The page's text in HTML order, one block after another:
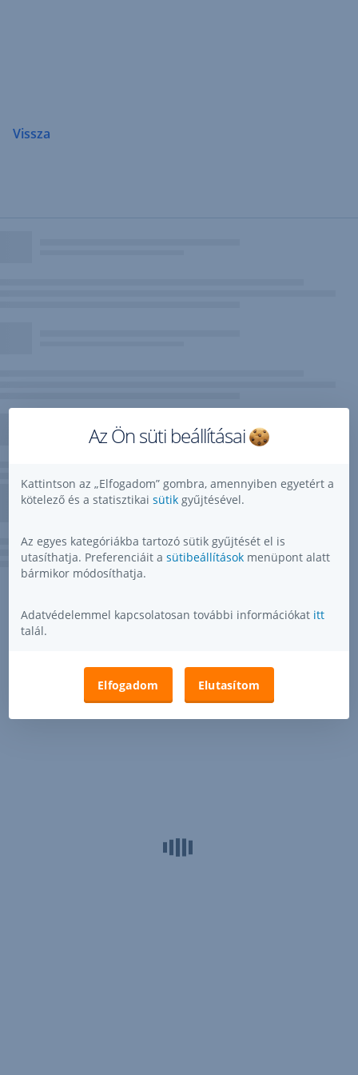
Vissza
Az Ön süti beállításai
Kattintson az „Elfogadom” gombra, amennyiben egyetért a
kötelező és a statisztikai sütik gyűjtésével.
Az egyes kategóriákba tartozó sütik gyűjtését el is
utasíthatja. Preferenciáit a sütibeállítások menüpont alatt
bármikor módosíthatja.
Adatvédelemmel kapcsolatosan további információkat itt
talál.
Elfogadom Elutasítom